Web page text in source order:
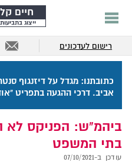
חיים
ייצוג
רישום לעדכונים
אביב. דרכי ההגעה בתפריט
ביהמ"ש: הפניקס לא
בתי המשפט
עודכן ב-07/10/2021